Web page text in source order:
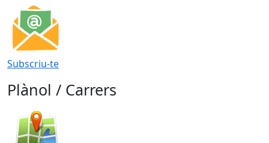
Subscriu-te
Plànol / Carrers